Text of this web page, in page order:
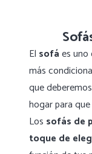
El sofáes
más
que
hogar para
Los sofás de
toque de